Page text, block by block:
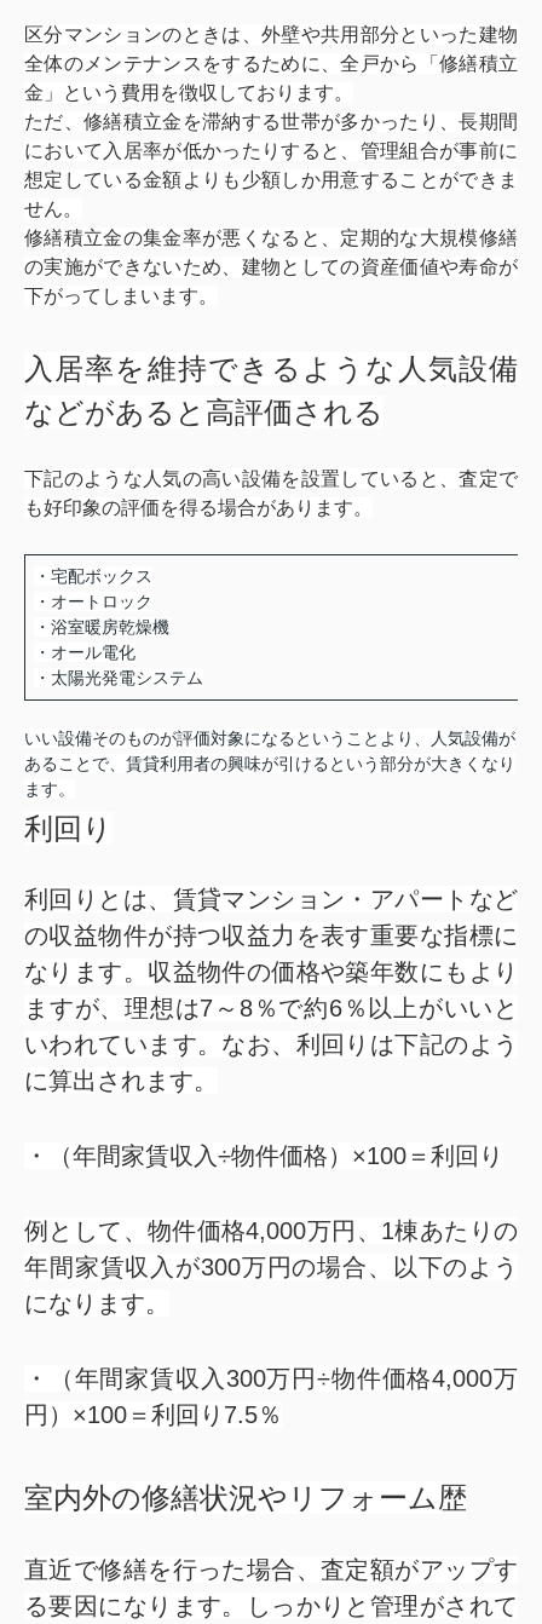
区分マンションのときは、外壁や共用部分といった建物
全体のメンテナンスをするために、全戸から「修繕積立
金」という費用を徴収しております。
ただ、修繕積立金を滞納する世帯が多かったり、長期間
において入居率が低かったりすると、管理組合が事前に
想定している金額よりも少額しか用意することができま
せん。
修繕積立金の集金率が悪くなると、定期的な大規模修繕
の実施ができないため、建物としての資産価値や寿命が
下がってしまいます。
入居率を維持できるような人気設備
などがあると高評価される
下記のような人気の高い設備を設置していると、査定で
も好印象の評価を得る場合があります。
・宅配ボックス
・オートロック
・浴室暖房乾燥機
・オール電化
・太陽光発電システム
いい設備そのものが評価対象になるということより、人気設備が
あることで、賃貸利用者の興味が引けるという部分が大きくなり
ます。
利回り
利回りとは、賃貸マンション・アパートなど
の収益物件が持つ収益力を表す重要な指標に
なります。収益物件の価格や築年数にもより
ますが、理想は7～8％で約6％以上がいいと
いわれています。なお、利回りは下記のよう
に算出されます。
・（年間家賃収入÷物件価格）×100＝利回り
例として、物件価格4,000万円、1棟あたりの
年間家賃収入が300万円の場合、以下のよう
になります。
・（年間家賃収入300万円÷物件価格4,000万
円）×100＝利回り7.5％
室内外の修繕状況やリフォーム歴
直近で修繕を行った場合、査定額がアップす
る要因になります。しっかりと管理がされて